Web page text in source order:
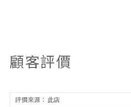
顧客評價